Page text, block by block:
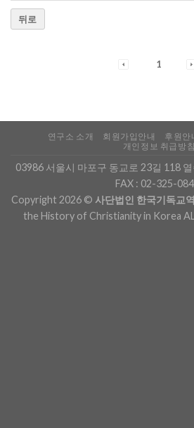
뒤로
1
연구소 소개 회원가입안내 후원안
개인정보 취급방침
03986 서울시 마포구 동교로 23길 118
FAX : 02-325-
Copyright 2026 © 사단법인 한국기독교
the History of Christianity in Korea